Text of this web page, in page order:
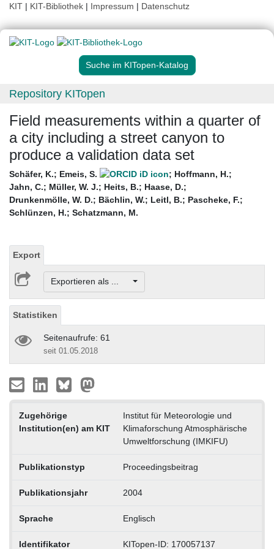
KIT | KIT-Bibliothek | Impressum | Datenschutz
Suche im KITopen-Katalog
Repository KITopen
Field measurements within a quarter of
a city including a street canyon to
produce a validation data set
Schäfer, K.; Emeis, S. ; Hoffmann, H.;
Jahn, C.; Müller, W. J.; Heits, B.; Haase, D.;
Drunkenmölle, W. D.; Bächlin, W.; Leitl, B.; Pascheke, F.;
Schlünzen, H.; Schatzmann, M.
Export
Exportieren als ...
Statistiken
Seitenaufrufe: 61
seit 01.05.2018
Zugehörige
Institution(en) am KIT
Institut für Meteorologie und
Klimaforschung Atmosphärische
Umweltforschung (IMKIFU)
Publikationstyp Proceedingsbeitrag
Publikationsjahr 2004
Sprache Englisch
Identifikator KITopen-ID: 170057137